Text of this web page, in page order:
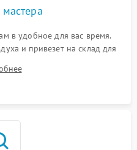
в удобное для вас время.
и привезет на склад для